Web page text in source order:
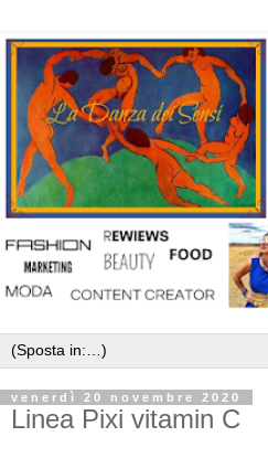
venerdì 20 novembre 2020
Linea Pixi vitamin C